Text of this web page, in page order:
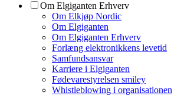
Om Elgiganten Erhverv
Om Elkjøp Nordic
Om Elgiganten
Om Elgiganten Erhverv
Forlæng elektronikkens levetid
Samfundsansvar
Karriere i Elgiganten
Fødevarestyrelsen smiley
Whistleblowing i organisationen